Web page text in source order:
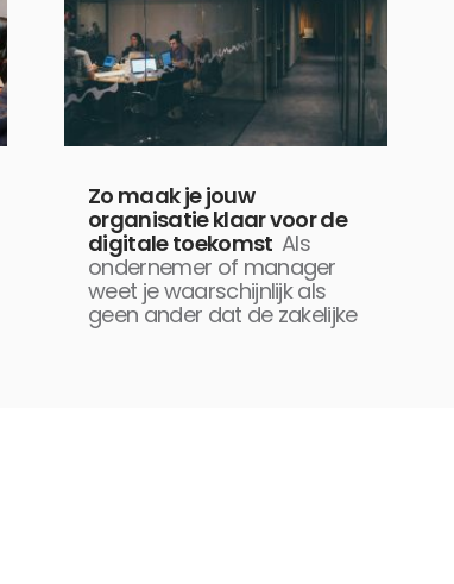
Zo maak je jouw
organisatie klaar voor de
digitale toekomst Als
ondernemer of manager
weet je waarschijnlijk als
geen ander dat de zakelijke